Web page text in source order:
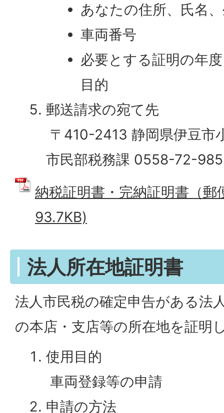
あなたの住所、氏名
車両番号
必要とする証明の年
目的
郵送請求の宛て先
〒410-2413 静岡県伊豆
市民部税務課 0558-72-
納税証明書・完納証明書（
93.7KB)
法人所在地証明書
法人市民税の確定申告がある法
の本店・支店等の所在地を証明
使用目的
車両登録等の申請
申請の方法